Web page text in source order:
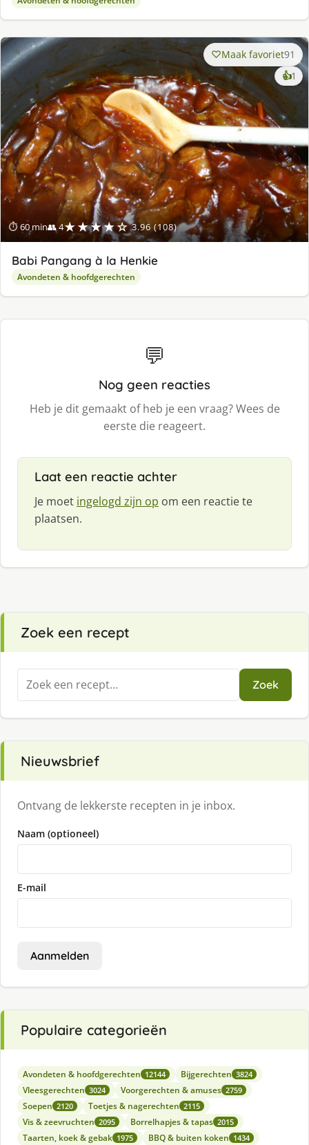
⏱ 60 min👥 4★★★★☆ 3.96 (108)
Maak favoriet91
👍1
Babi Pangang à la Henkie
Avondeten & hoofdgerechten
💬
Nog geen reacties
Heb je dit gemaakt of heb je een vraag? Wees de
eerste die reageert.
Laat een reactie achter
Je moet ingelogd zijn op om een reactie te
plaatsen.
Zoek een recept
Zoeken
naar:
Zoek
Nieuwsbrief
Ontvang de lekkerste recepten in je inbox.
Naam (optioneel)
E-mail
Aanmelden
Populaire categorieën
Avondeten & hoofdgerechten 12144 Bijgerechten 3824
Vleesgerechten 3024 Voorgerechten & amuses 2759
Soepen 2120 Toetjes & nagerechten 2115
Vis & zeevruchten 2095 Borrelhapjes & tapas 2015
Taarten, koek & gebak 1975 BBQ & buiten koken 1434